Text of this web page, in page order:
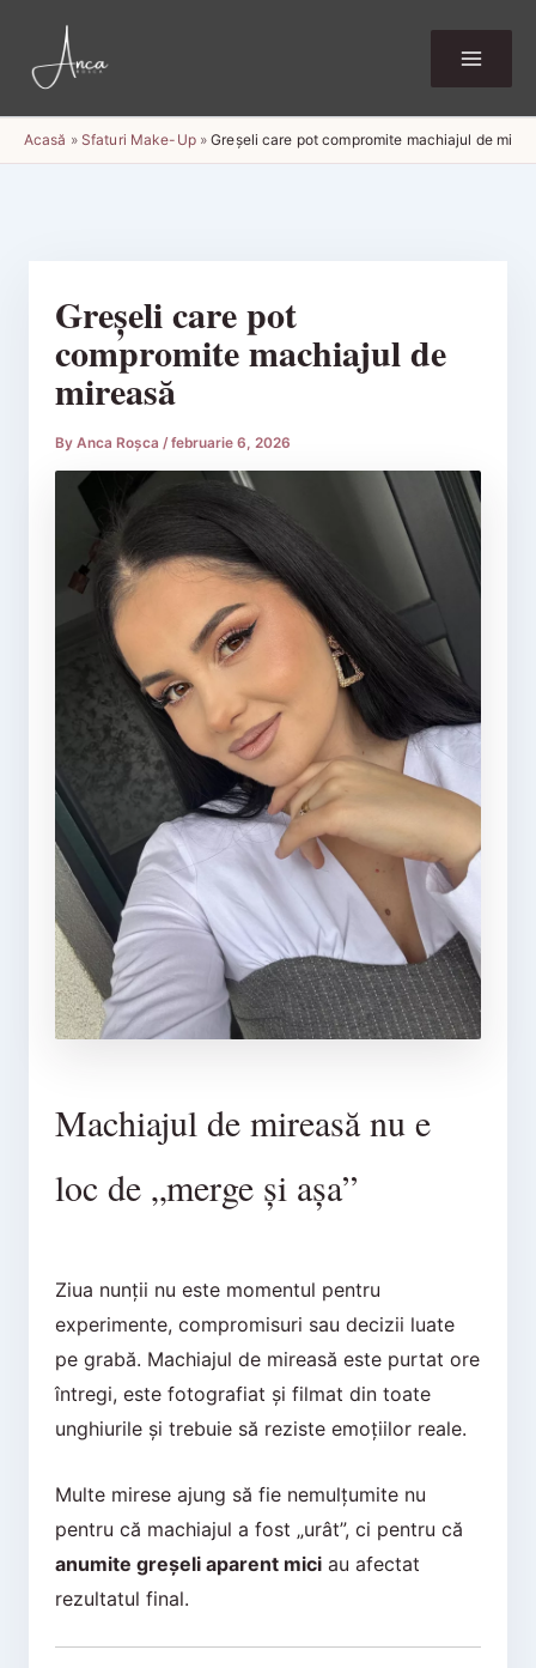
content
Acasă » Sfaturi Make-Up»Greșeli care pot compromite machiajul de
Greșeli care pot
compromite machiajul de
mireasă
By Anca Roșca /februarie 6, 2026
Machiajul de mireasă nu e
loc de „merge și așa”
Ziua nunții nu este momentul pentru
experimente, compromisuri sau decizii luate
pe grabă. Machiajul de mireasă este purtat ore
întregi, este fotografiat și filmat din toate
unghiurile și trebuie să reziste emoțiilor reale.
Multe mirese ajung să fie nemulțumite nu
pentru că machiajul a fost „urât”, ci pentru că
anumite greșeli aparent miciau afectat
rezultatul final.